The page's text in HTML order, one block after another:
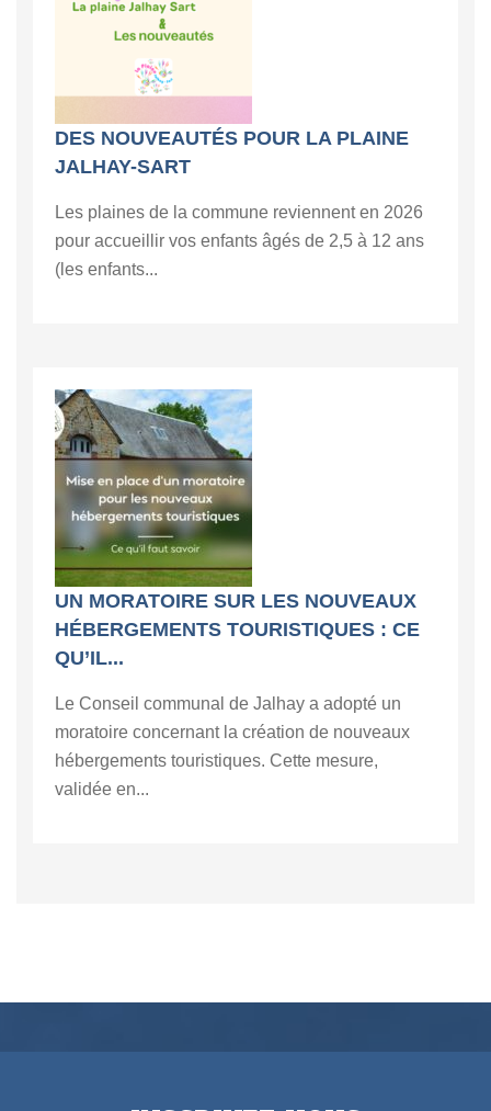
DES NOUVEAUTÉS POUR LA PLAINE
JALHAY-SART
Les plaines de la commune reviennent en 2026
pour accueillir vos enfants âgés de 2,5 à 12 ans
(les enfants...
UN MORATOIRE SUR LES NOUVEAUX
HÉBERGEMENTS TOURISTIQUES : CE
QU’IL...
Le Conseil communal de Jalhay a adopté un
moratoire concernant la création de nouveaux
hébergements touristiques. Cette mesure,
validée en...